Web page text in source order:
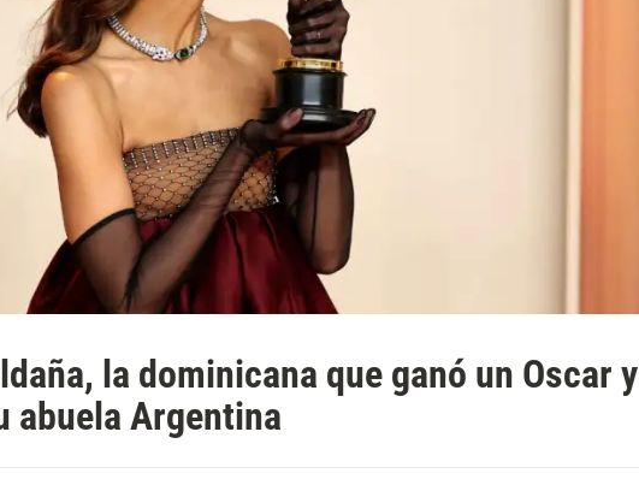
la dominicana que ganó un Oscar y
abuela Argentina